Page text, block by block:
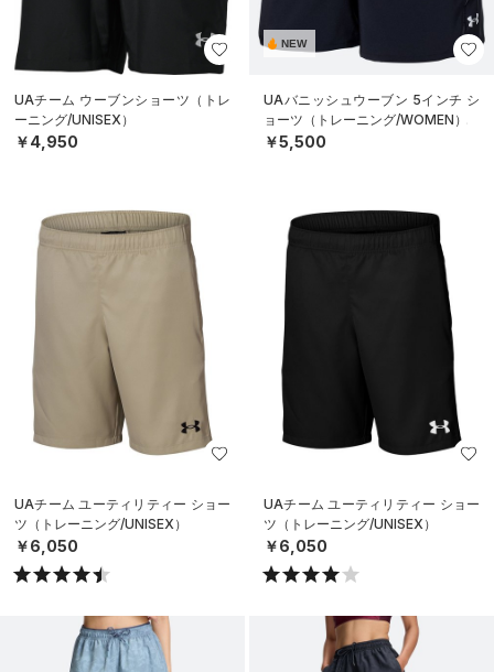
UAチーム ウーブンショーツ（トレ
ーニング/UNISEX）
￥4,950
NEW
UAバニッシュウーブン 5インチ シ
ョーツ（トレーニング/WOMEN）
￥5,500
UAチーム ユーティリティー ショー
ツ（トレーニング/UNISEX）
￥6,050
UAチーム ユーティリティー ショー
ツ（トレーニング/UNISEX）
￥6,050